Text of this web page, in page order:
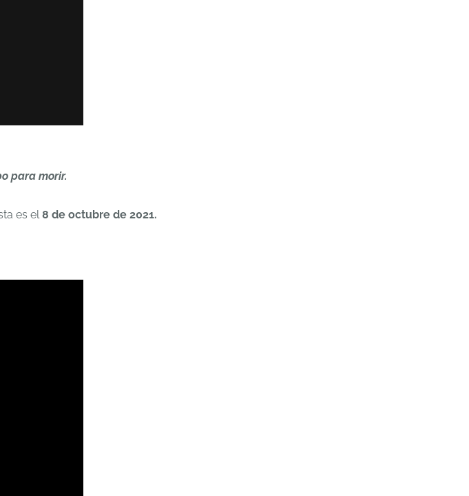
para morir.
es el8 de octubre de 2021.